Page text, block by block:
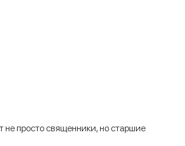
не просто священники, но старшие